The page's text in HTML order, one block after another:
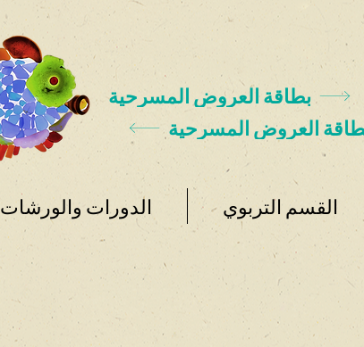
العروض المسرحية
بطاقة العروض المسرحية
القسم التربوي الدورات والورشات